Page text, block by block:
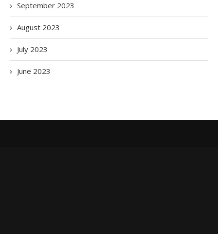
September 2023
August 2023
July 2023
June 2023